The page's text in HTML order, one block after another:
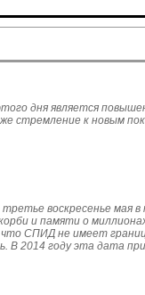
дня является
стремление к новым
воскресенье
и памяти о
СПИД не имеет
В 2014 году эта дата